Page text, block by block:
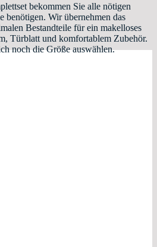
bekommen Sie alle nötigen
benötigen. Wir übernehmen das
Bestandteile für ein makelloses
Türblatt und komfortablem Zubehör.
noch die Größe auswählen.